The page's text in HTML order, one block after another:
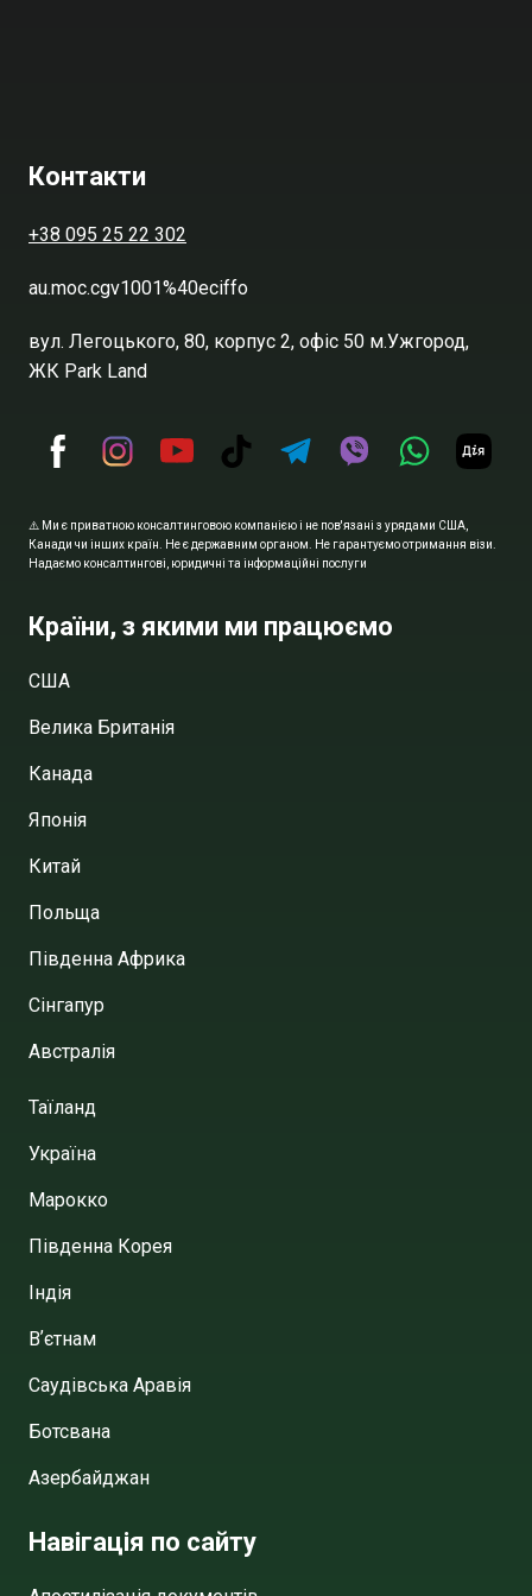
Контакти
+38 095 25 22 302
au.moc.cgv1001%40eciffo
вул. Легоцького, 80, корпус 2, офіс 50 м.Ужгород,
ЖК Park Land
⚠️ Ми є приватною консалтинговою компанією і не пов'язані з урядами США,
Канади чи інших країн. Не є державним органом. Не гарантуємо отримання візи.
Надаємо консалтингові, юридичні та інформаційні послуги
Країни, з якими ми працюємо
США
Велика Британія
Канада
Японія
Китай
Польща
Південна Африка
Сінгапур
Австралія
Таїланд
Україна
Марокко
Південна Корея
Індія
Вʼєтнам
Саудівська Аравія
Ботсвана
Азербайджан
Навігація по сайту